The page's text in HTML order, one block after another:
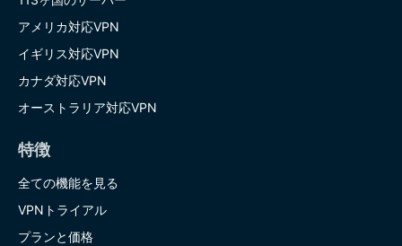
アメリカ対応VPN
イギリス対応VPN
カナダ対応VPN
オーストラリア対応VPN
特徴
全ての機能を見る
VPNトライアル
プランと価格